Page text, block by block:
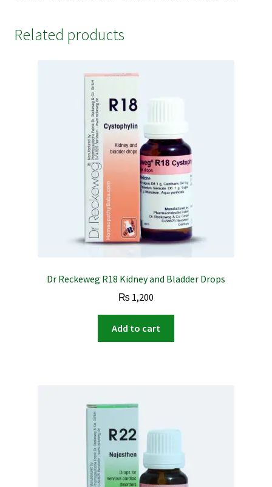
Related products
Dr Reckeweg R18 Kidney and Bladder Drops
₨ 1,200
Add to cart